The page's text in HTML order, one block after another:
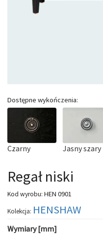
Dostępne wykończenia:
Czarny Jasny szary
Regał niski
Kod wyrobu: HEN 0901
Kolekcja: HENSHAW
Wymiary [mm]